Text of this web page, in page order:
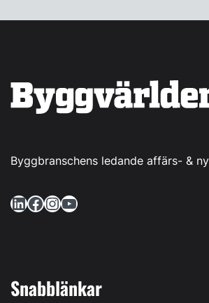
Byggbranschens ledande affärs- &
LinkedIn Facebook InstagramYouTube
Snabblänkar